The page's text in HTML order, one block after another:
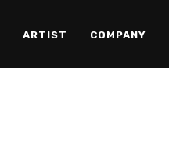
ARTIST COMPANY